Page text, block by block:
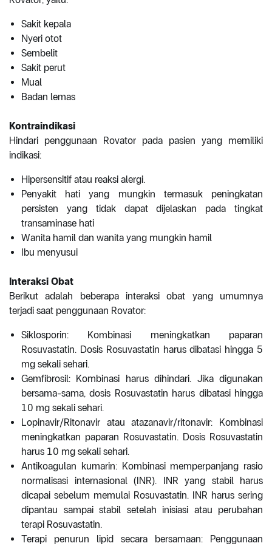
Sakit kepala
Nyeri otot
Sembelit
Sakit perut
Mual
Badan lemas
Kontraindikasi
Hindari penggunaan Rovator pada pasien yang memiliki
indikasi:
Hipersensitif atau reaksi alergi.
Penyakit hati yang mungkin termasuk peningkatan
persisten yang tidak dapat dijelaskan pada tingkat
transaminase hati
Wanita hamil dan wanita yang mungkin hamil
Ibu menyusui
Interaksi Obat
Berikut adalah beberapa interaksi obat yang umumnya
terjadi saat penggunaan Rovator:
Siklosporin: Kombinasi meningkatkan paparan
Rosuvastatin. Dosis Rosuvastatin harus dibatasi hingga 5
mg sekali sehari.
Gemfibrosil: Kombinasi harus dihindari. Jika digunakan
bersama-sama, dosis Rosuvastatin harus dibatasi hingga
10 mg sekali sehari.
Lopinavir/Ritonavir atau atazanavir/ritonavir: Kombinasi
meningkatkan paparan Rosuvastatin. Dosis Rosuvastatin
harus 10 mg sekali sehari.
Antikoagulan kumarin: Kombinasi memperpanjang rasio
normalisasi internasional (INR). INR yang stabil harus
dicapai sebelum memulai Rosuvastatin. INR harus sering
dipantau sampai stabil setelah inisiasi atau perubahan
terapi Rosuvastatin.
Terapi penurun lipid secara bersamaan: Penggunaan